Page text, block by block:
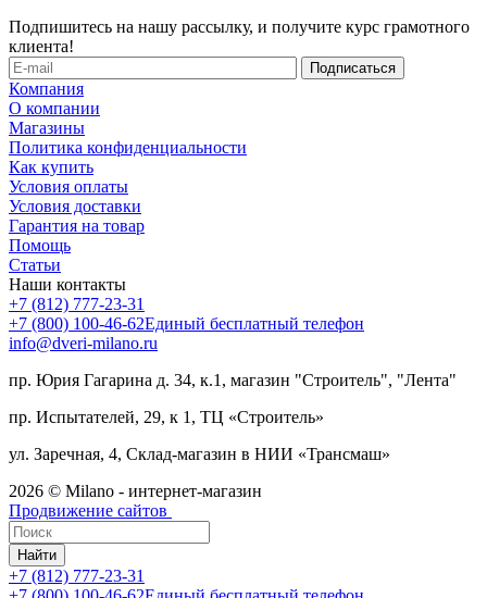
Подпишитесь на нашу рассылку, и получите курс грамотного
клиента!
Компания
О компании
Магазины
Политика конфиденциальности
Как купить
Условия оплаты
Условия доставки
Гарантия на товар
Помощь
Статьи
Наши контакты
+7 (812) 777-23-31
+7 (800) 100-46-62Единый бесплатный телефон
info@dveri-milano.ru
пр. Юрия Гагарина д. 34, к.1, магазин "Строитель", "Лента"
пр. Испытателей, 29, к 1, ТЦ «Строитель»
ул. Заречная, 4, Склад-магазин в НИИ «Трансмаш»
2026 © Milano - интернет-магазин
Продвижение сайтов
Найти
+7 (812) 777-23-31